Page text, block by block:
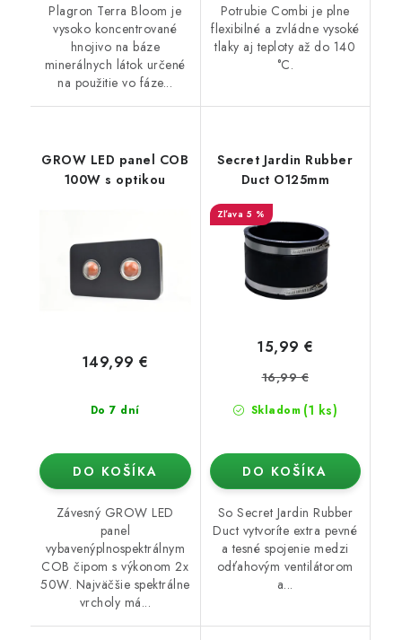
Plagron Terra Bloom je
vysoko koncentrované
hnojivo na báze
minerálnych látok určené
na použitie vo fáze...
Potrubie Combi je plne
flexibilné a zvládne vysoké
tlaky aj teploty až do 140
°C.
GROW LED panel COB
100W s optikou
Do 7 dní
149,99 €
DO KOŠÍKA
Závesný GROW LED
panel
vybavenýplnospektrálnym
COB čipom s výkonom 2x
50W. Najväčšie spektrálne
vrcholy má...
Secret Jardin Rubber
Duct O125mm
5 %
Skladom (1 ks)
15,99 €
16,99 €
DO KOŠÍKA
So Secret Jardin Rubber
Duct vytvoríte extra pevné
a tesné spojenie medzi
odťahovým ventilátorom
a...